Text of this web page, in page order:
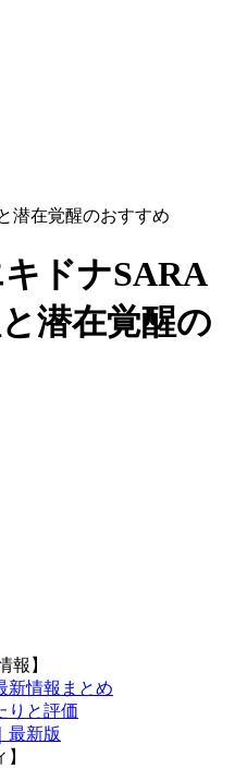
潜在覚醒のおすすめ
キドナSARA
潜在覚醒の
報】
新情報まとめ
りと評価
最新版